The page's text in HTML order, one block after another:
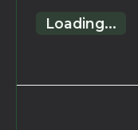
Loading...